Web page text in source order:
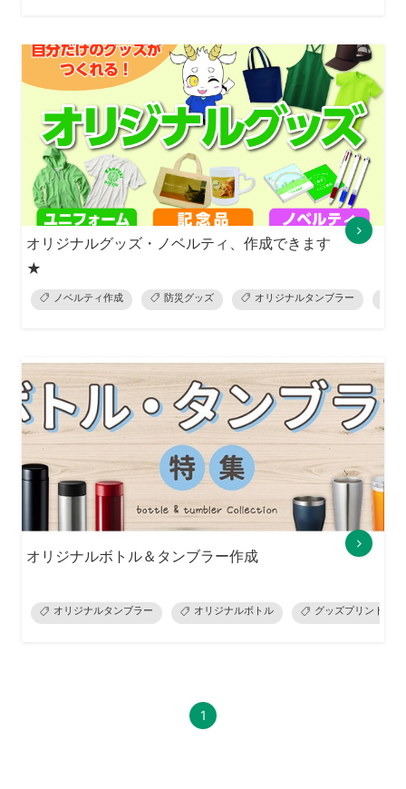
オリジナルグッズ・ノベルティ、作成できます
★
ノベルティ作成 防災グッズ オリジナルタンブラー
オリジナルボトル＆タンブラー作成
オリジナルタンブラー オリジナルボトル グッズプリント
1